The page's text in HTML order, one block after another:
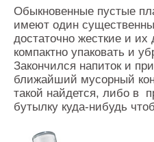
О нас
Контакты
Оставить
Обыкновенные пустые
имеют один
достаточно жесткие и их
компактно упаковать и
Закончился напиток и
ближайший мусорный
такой найдется, либо в
бутылку куда-нибудь